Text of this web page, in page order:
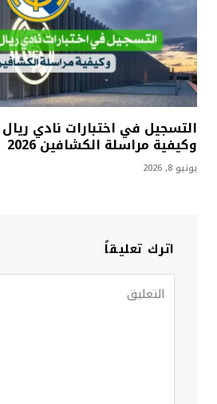
التسجيل في اختبارات نادي
وكيفية مراسلة الكشافين 2026
يونيو 8, 2026
اترك تعليقاً